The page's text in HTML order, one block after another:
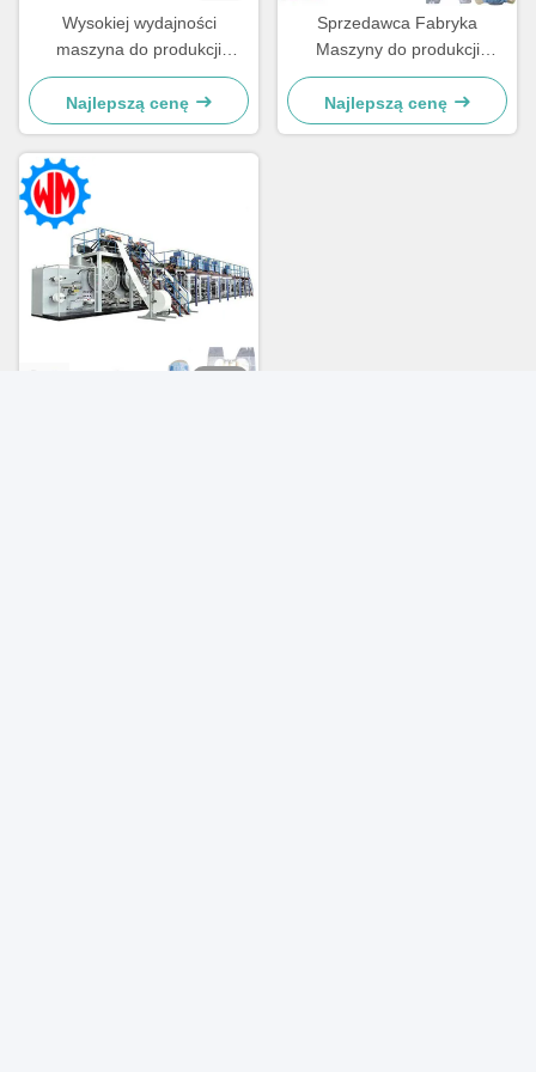
Wysokiej wydajności
maszyna do produkcji
pieluch dla dorosłych dla
ekologicznego rozwoju i
redukcji odpadów
Najlepszą cenę
Sprzedawca Fabryka
Maszyny do produkcji
pieluch dla dorosłych o dużej
prędkości 350 PCS/minuta
Najlepszą cenę